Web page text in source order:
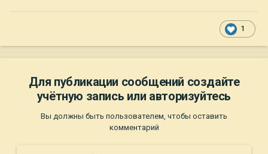
1
Для публикации сообщений создайте
учётную запись или авторизуйтесь
Вы должны быть пользователем, чтобы оставить
комментарий